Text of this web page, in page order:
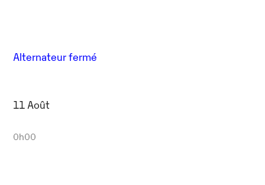
Alternateur fermé
11 Août
0h00